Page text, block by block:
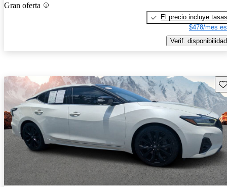
Gran oferta
El precio incluye tasas
$478/mes
Verif. disponibilidad